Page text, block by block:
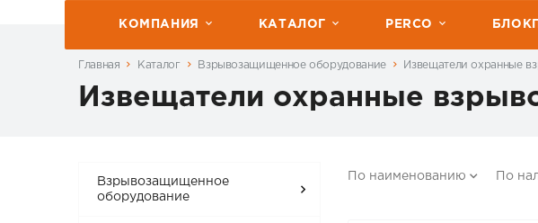
КОМПАНИЯ КАТАЛОГ PERCО
Главная Каталог Взрывозащищенное оборудование Извещатели охранные
Извещатели охранные
Взрывозащищенное
оборудование
По наименованию По